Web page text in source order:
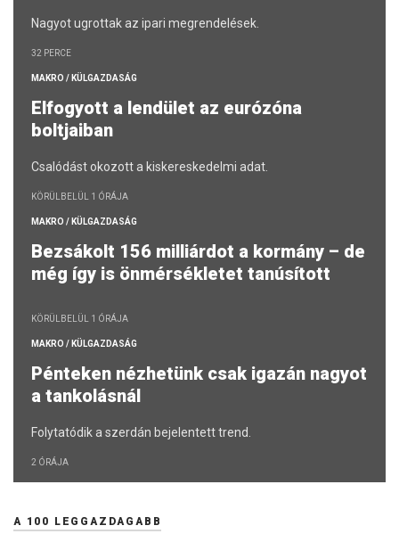
Nagyot ugrottak az ipari megrendelések.
32 PERCE
MAKRO / KÜLGAZDASÁG
Elfogyott a lendület az eurózóna
boltjaiban
Csalódást okozott a kiskereskedelmi adat.
KÖRÜLBELÜL 1 ÓRÁJA
MAKRO / KÜLGAZDASÁG
Bezsákolt 156 milliárdot a kormány – de
még így is önmérsékletet tanúsított
KÖRÜLBELÜL 1 ÓRÁJA
MAKRO / KÜLGAZDASÁG
Pénteken nézhetünk csak igazán nagyot
a tankolásnál
Folytatódik a szerdán bejelentett trend.
2 ÓRÁJA
A 100 LEGGAZDAGABB